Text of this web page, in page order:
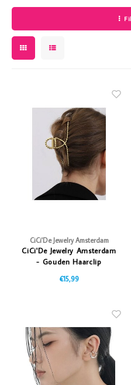
Vazen
Verlichting
Vriendin
Showbuzz
CiCi'De Jewelry Amsterdam
CiCi'De Jewelry Amsterdam
- Gouden Haarclip
€15,99